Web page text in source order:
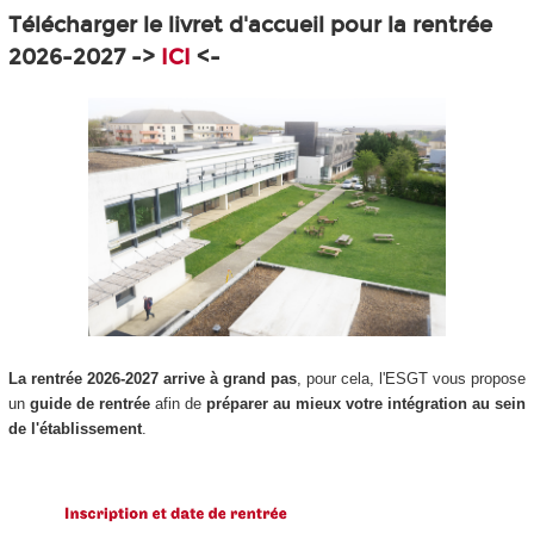
Télécharger le livret d'accueil pour la rentrée
2026-2027 -> ICI <-
La rentrée 2026-2027 arrive à grand pas, pour cela, l'ESGT vous propose
un guide de rentréeafin de préparer au mieux votre intégration au sein
de l'établissement.